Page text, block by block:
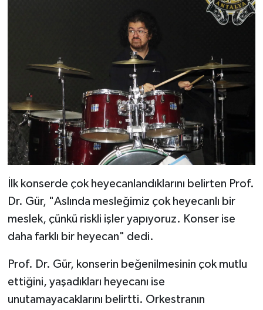
İlk konserde çok heyecanlandıklarını belirten Prof.
Dr. Gür, "Aslında mesleğimiz çok heyecanlı bir
meslek, çünkü riskli işler yapıyoruz. Konser ise
daha farklı bir heyecan" dedi.
Prof. Dr. Gür, konserin beğenilmesinin çok mutlu
ettiğini, yaşadıkları heyecanı ise
unutamayacaklarını belirtti. Orkestranın